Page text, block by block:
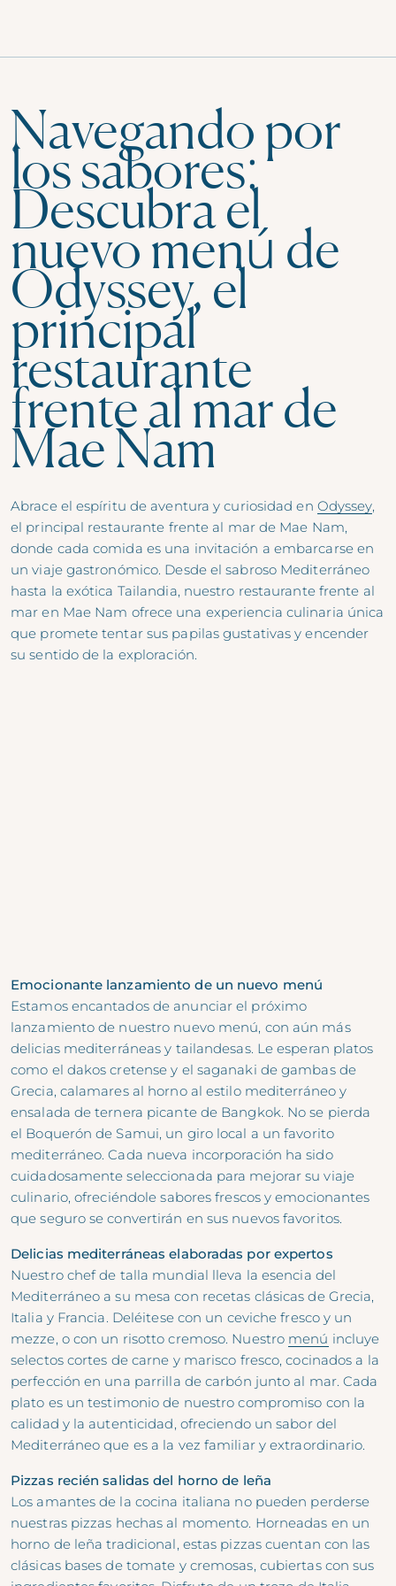
Navegando por
los sabores:
Descubra el
nuevo menú de
Odyssey, el
principal
restaurante
frente al mar de
Mae Nam
Abrace el espíritu de aventura y curiosidad en Odyssey,
el principal restaurante frente al mar de Mae Nam,
donde cada comida es una invitación a embarcarse en
un viaje gastronómico. Desde el sabroso Mediterráneo
hasta la exótica Tailandia, nuestro restaurante frente al
mar en Mae Nam ofrece una experiencia culinaria única
que promete tentar sus papilas gustativas y encender
su sentido de la exploración.
Emocionante lanzamiento de un nuevo menú
Estamos encantados de anunciar el próximo
lanzamiento de nuestro nuevo menú, con aún más
delicias mediterráneas y tailandesas. Le esperan platos
como el dakos cretense y el saganaki de gambas de
Grecia, calamares al horno al estilo mediterráneo y
ensalada de ternera picante de Bangkok. No se pierda
el Boquerón de Samui, un giro local a un favorito
mediterráneo. Cada nueva incorporación ha sido
cuidadosamente seleccionada para mejorar su viaje
culinario, ofreciéndole sabores frescos y emocionantes
que seguro se convertirán en sus nuevos favoritos.
Delicias mediterráneas elaboradas por expertos
Nuestro chef de talla mundial lleva la esencia del
Mediterráneo a su mesa con recetas clásicas de Grecia,
Italia y Francia. Deléitese con un ceviche fresco y un
mezze, o con un risotto cremoso. Nuestro menú incluye
selectos cortes de carne y marisco fresco, cocinados a la
perfección en una parrilla de carbón junto al mar. Cada
plato es un testimonio de nuestro compromiso con la
calidad y la autenticidad, ofreciendo un sabor del
Mediterráneo que es a la vez familiar y extraordinario.
Pizzas recién salidas del horno de leña
Los amantes de la cocina italiana no pueden perderse
nuestras pizzas hechas al momento. Horneadas en un
horno de leña tradicional, estas pizzas cuentan con las
clásicas bases de tomate y cremosas, cubiertas con sus